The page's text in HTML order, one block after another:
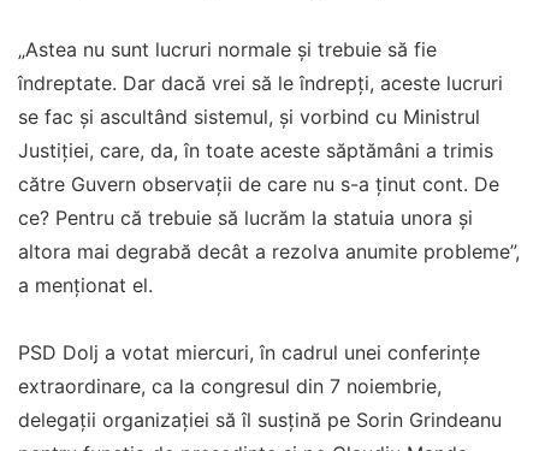
„Astea nu sunt lucruri normale şi trebuie să fie
îndreptate. Dar dacă vrei să le îndrepţi, aceste lucruri
se fac şi ascultând sistemul, şi vorbind cu Ministrul
Justiţiei, care, da, în toate aceste săptămâni a trimis
către Guvern observaţii de care nu s-a ţinut cont. De
ce? Pentru că trebuie să lucrăm la statuia unora şi
altora mai degrabă decât a rezolva anumite probleme”,
a menţionat el.
PSD Dolj a votat miercuri, în cadrul unei conferinţe
extraordinare, ca la congresul din 7 noiembrie,
delegaţii organizaţiei să îl susţină pe Sorin Grindeanu